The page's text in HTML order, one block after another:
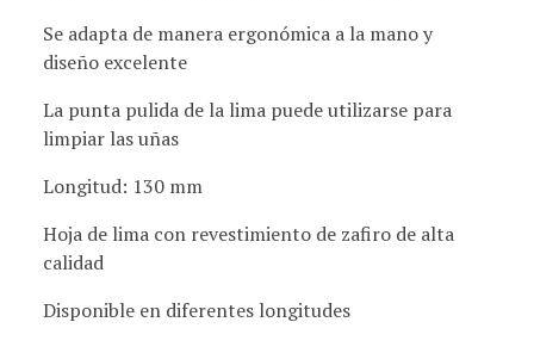
Se adapta de manera ergonómica a la mano y
diseño excelente
La punta pulida de la lima puede utilizarse para
limpiar las uñas
Longitud: 130 mm
Hoja de lima con revestimiento de zafiro de alta
calidad
Disponible en diferentes longitudes